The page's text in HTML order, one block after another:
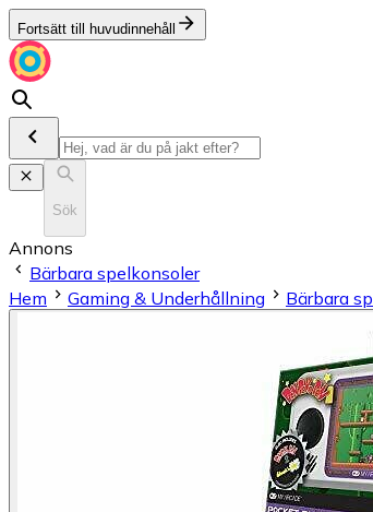
Fortsätt till huvudinnehåll
Sök
Annons
Bärbara spelkonsoler
Hem
Gaming & Underhållning Bärbara